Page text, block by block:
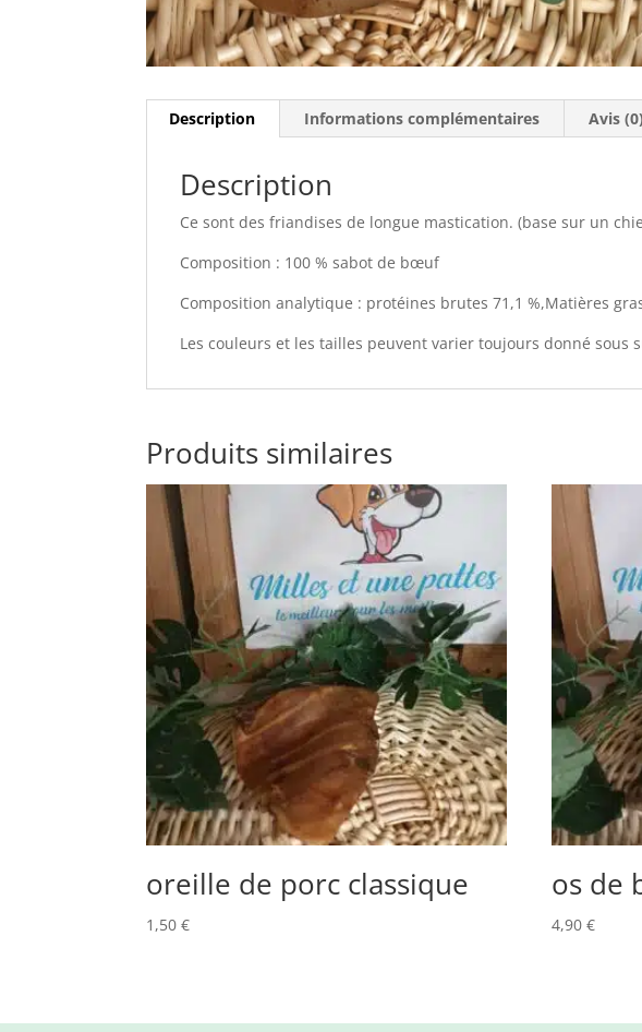
Description Informations complémentaires Avis (0)
Description
Ce sont des friandises de longue mastication. (base sur un
Composition : 100 % sabot de bœuf
Composition analytique : protéines brutes 71,1 %,Matières
Les couleurs et les tailles peuvent varier toujours donné sous
Produits similaires
oreille de porc classique
1,50€
os de
4,90 €